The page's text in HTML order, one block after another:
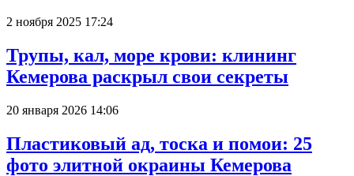
2 ноября 2025 17:24
Трупы, кал, море крови: клининг
Кемерова раскрыл свои секреты
20 января 2026 14:06
Пластиковый ад, тоска и помои: 25
фото элитной окраины Кемерова